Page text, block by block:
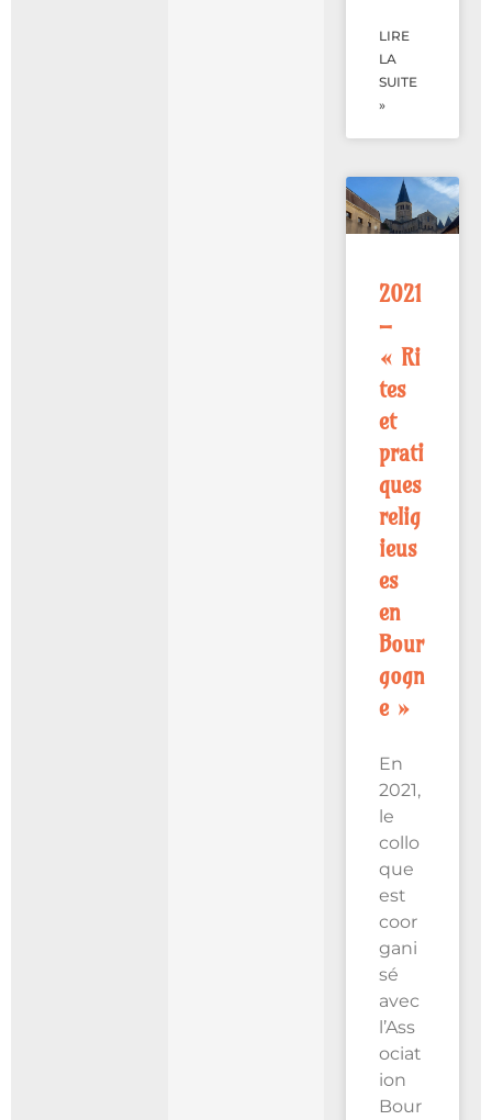
LIRE
LA
SUITE
»
2021
–
« Ri
tes
et
prati
ques
relig
ieus
es
en
Bour
gogn
e »
En
2021,
le
collo
que
est
coor
gani
sé
avec
l’Ass
ociat
ion
Bour